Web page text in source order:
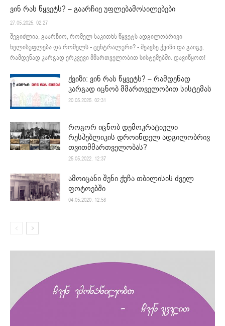
ვინ რას წყვეტს? – გაარჩიე უფლებამოსილებები
27.05.2025. 02:27
შეგიძლია, გაარჩიო, რომელ საკითხს წყვეტს ადგილობრივი
ხელისუფლება და რომელს - ცენტრალური? - შეავსე ქვიზი და გაიგე,
რამდენად კარგად ერკვევი მმართველობით სისტემებში. დავიწყოთ!
ქვიზი: ვინ რას წყვეტს? – რამდენად
კარგად იცნობ მმართველობით სისტემას
20.05.2025. 02:31
როგორ იცნობ დემოკრატიული
რესპუბლიკის დროინდელ ადგილობრივ
თვითმმართველობას?
25.05.2022. 12:37
ამოიცანი შენი ქუჩა თბილისის ძველ
ფოტოებში
04.05.2020. 12:58